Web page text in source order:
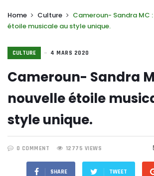
Home Culture
Cameroun- Sandra MC
étoile musicale au style unique.
CULTURE 4 MARS 2020
Cameroun- Sandra
nouvelle étoile
style unique.
0 COMMENT 12775 VIEWS
SHARE TWEET